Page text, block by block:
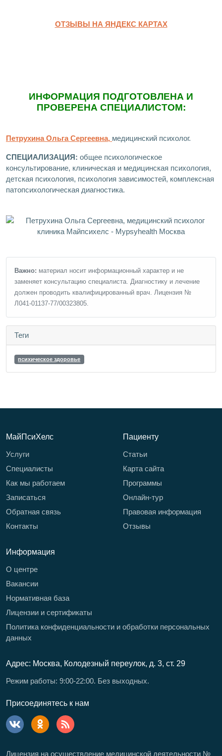
ОТЗЫВЫ НА ЯНДЕКС КАРТАХ
ИНФОРМАЦИЯ ПОДГОТОВЛЕНА И
ПРОВЕРЕНА СПЕЦИАЛИСТОМ:
Петрухина Ольга Сергеевна, медицинский психолог.
СПЕЦИАЛИЗАЦИЯ: общее психологическое
консультирование, клиническая и медицинская психология,
детская психология, психология зависимостей, комплексная
патопсихологическая диагностика.
Важно: материал носит информационный характер и не
заменяет консультацию специалиста. Диагностику и лечение
должен проводить квалифицированный врач. Лицензия №
Л041-01137-77/00323805.
Теги
психическое здоровье
МайПсиХелс
Услуги
Специалисты
Как мы работаем
Записаться
Обратная связь
Контакты
Пациенту
Статьи
Карта сайта
Программы
Онлайн-тур
Правовая информация
Отзывы
Информация
О центре
Вакансии
Нормативная база
Лицензии и сертификаты
Политика конфиденциальности и обработки персональных
данных
Адрес: Москва, Колодезный переулок, д. 3, ст. 29
Режим работы: 9:00-22:00. Без выходных.
Присоединятесь к нам
Лицензия на осуществление медицинской деятельности №